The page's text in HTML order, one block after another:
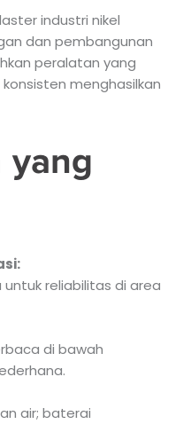
industri nikel
dan pembangunan
peralatan yang
menghasilkan
yang
untuk reliabilitas di area
di bawah
air; baterai